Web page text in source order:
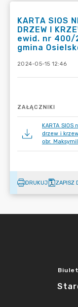
KARTA SIOS
DRZEW I
ewid. nr 400/
gmina
2024-05-15 12:46
ZAŁĄCZNIKI
KARTA
drzew i
obr.
DRUKUJ ZAPISZ